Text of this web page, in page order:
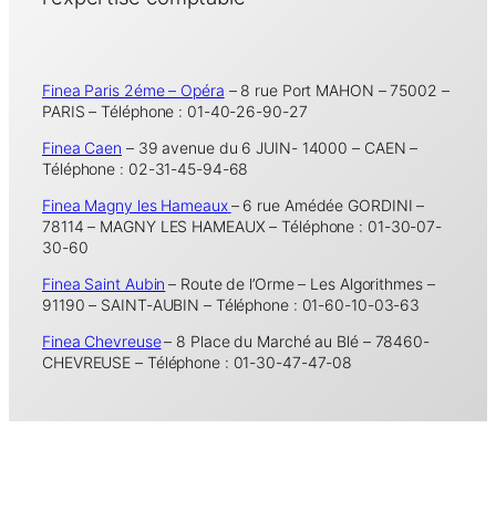
Finea Paris 2éme – Opéra – 8 rue Port MAHON – 75002 –
PARIS – Téléphone : 01-40-26-90-27
Finea Caen – 39 avenue du 6 JUIN- 14000 – CAEN –
Téléphone : 02-31-45-94-68
Finea Magny les Hameaux– 6 rue Amédée GORDINI –
78114 – MAGNY LES HAMEAUX – Téléphone : 01-30-07-
30-60
Finea Saint Aubin – Route de l’Orme – Les Algorithmes –
91190 – SAINT-AUBIN – Téléphone : 01-60-10-03-63
Finea Chevreuse– 8 Place du Marché au Blé – 78460-
CHEVREUSE – Téléphone : 01-30-47-47-08